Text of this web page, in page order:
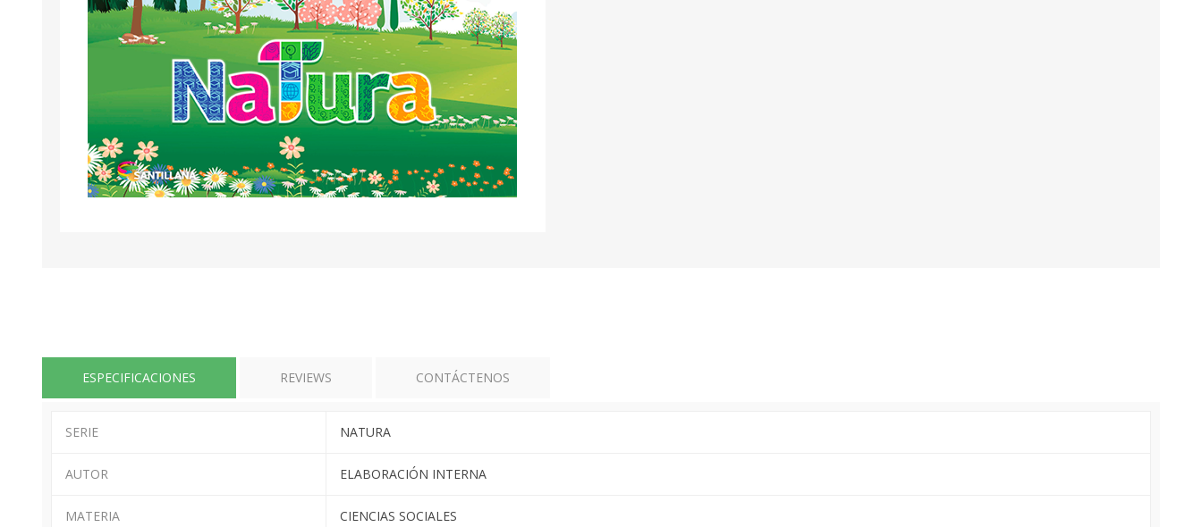
ESPECIFICACIONES REVIEWS CONTÁCTENOS
SERIE NATURA
AUTOR ELABORACIÓN INTERNA
MATERIA CIENCIAS SOCIALES